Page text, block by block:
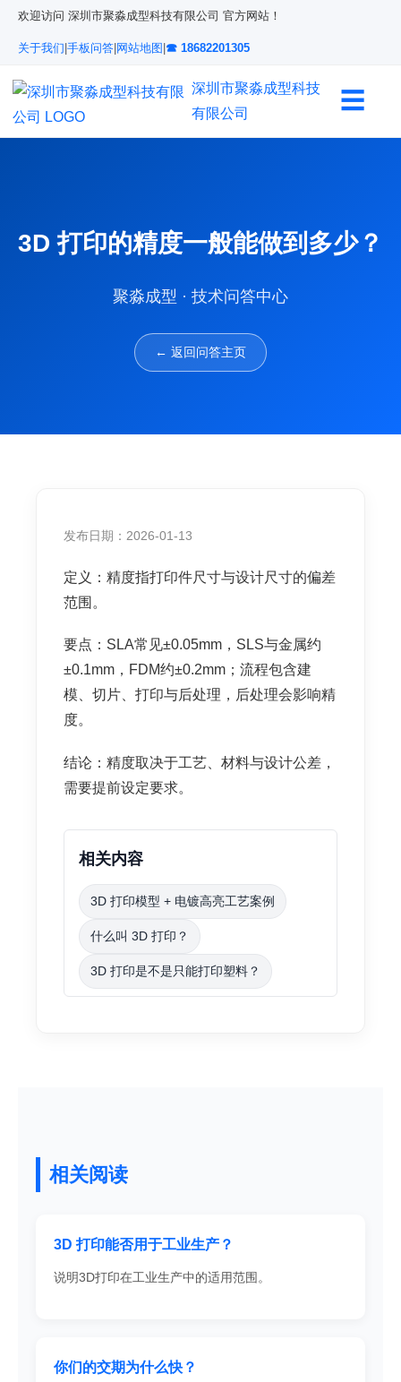
欢迎访问 深圳市聚淼成型科技有限公司 官方网站！
关于我们 手板问答 网站地图 ☎ 18682201305
深圳市聚淼成型科技
有限公司
☰
3D 打印的精度一般能做到多少？
聚淼成型 · 技术问答中心
← 返回问答主页
发布日期：2026-01-13
定义：精度指打印件尺寸与设计尺寸的偏差
范围。
要点：SLA常见±0.05mm，SLS与金属约
±0.1mm，FDM约±0.2mm；流程包含建
模、切片、打印与后处理，后处理会影响精
度。
结论：精度取决于工艺、材料与设计公差，
需要提前设定要求。
相关内容
3D 打印模型 + 电镀高亮工艺案例
什么叫 3D 打印？
3D 打印是不是只能打印塑料？
相关阅读
3D 打印能否用于工业生产？
说明3D打印在工业生产中的适用范围。
你们的交期为什么快？